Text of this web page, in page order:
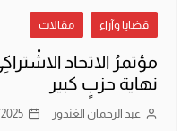
قضايا وآراء مقالات
مؤتمرُ الاتحاد
نهاية حزبٍ كبير
عبد الرحمان الغندور